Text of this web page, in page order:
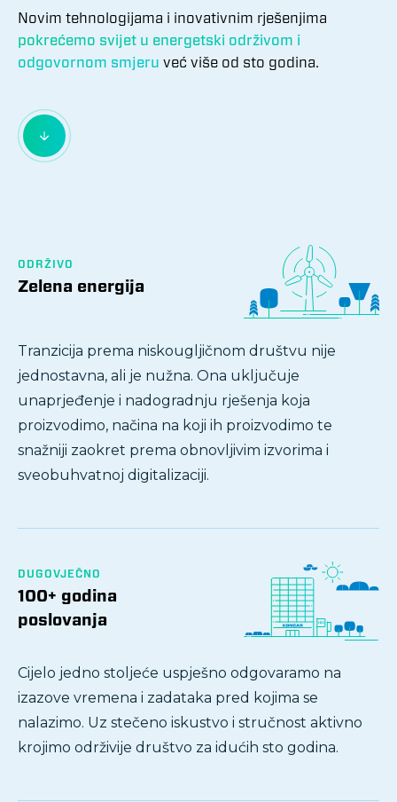
Novim tehnologijama i inovativnim rješenjima
pokrećemo svijet u energetski održivom i
odgovornom smjeru već više od sto godina.
ODRŽIVO
Zelena energija
Tranzicija prema niskougljičnom društvu nije
jednostavna, ali je nužna. Ona uključuje
unaprjeđenje i nadogradnju rješenja koja
proizvodimo, načina na koji ih proizvodimo te
snažniji zaokret prema obnovljivim izvorima i
sveobuhvatnoj digitalizaciji.
DUGOVJEČNO
100+ godina
poslovanja
Cijelo jedno stoljeće uspješno odgovaramo na
izazove vremena i zadataka pred kojima se
nalazimo. Uz stečeno iskustvo i stručnost aktivno
krojimo održivije društvo za idućih sto godina.